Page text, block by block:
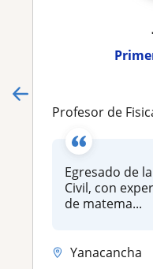
Profesor de Fisica que imparte
Egresado de
Civil, con
de matema...
Yanacancha